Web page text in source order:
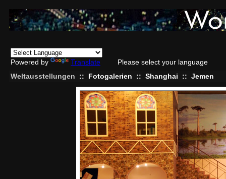
Powered by Translate
Please select your language
Weltausstellungen
:: Fotogalerien :: Shanghai :: Jemen